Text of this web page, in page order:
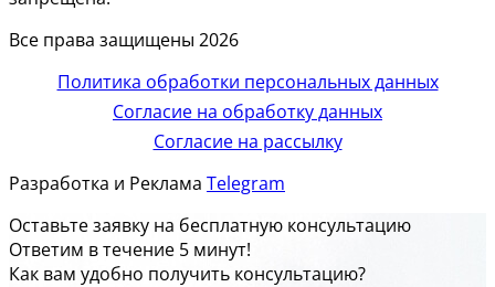
Все права защищены 2026
Политика обработки персональных данных
Согласие на обработку данных
Согласие на рассылку
Разработка и Реклама Telegram
Оставьте заявку на бесплатную консультацию
Ответим в течение 5 минут!
Как вам удобно получить консультацию?